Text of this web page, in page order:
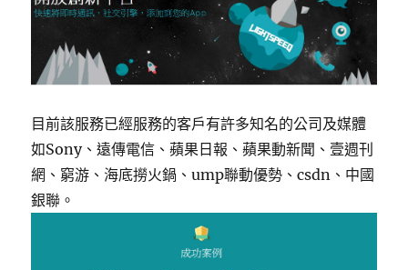
目前該服務已經服務的客戶有許多知名的公司及媒體
如Sony、遠傳電信、蘋果日報、蘋果動新聞、壹週刊
網、窮游、海底撈火鍋、ump聯動優勢、csdn、中國
銀聯。